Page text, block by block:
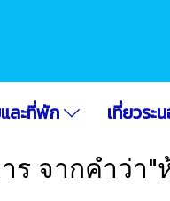
ละที่พัก เที่ยวระ
ร จากคำว่า"